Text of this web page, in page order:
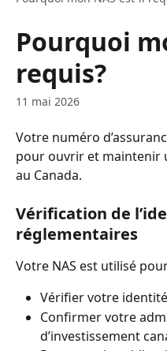
Pourquoi
requis?
11 mai 2026
Votre numéro
pour ouvrir et maintenir
au Canada.
Vérification de
réglementaires
Votre NAS est utilisé
Vérifier votre identité
Confirmer votre
d’investissement